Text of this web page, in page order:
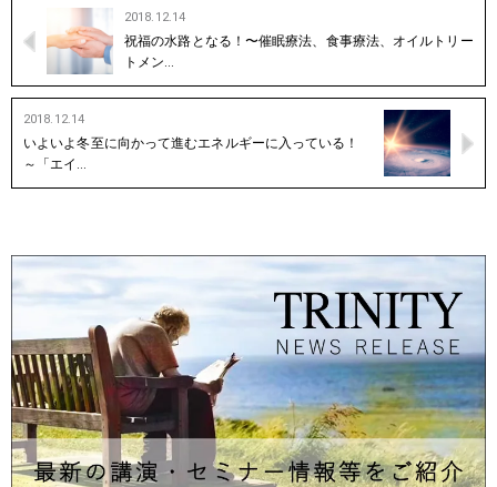
2018.12.14
祝福の水路となる！〜催眠療法、食事療法、オイルトリー
トメン…
2018.12.14
いよいよ冬至に向かって進むエネルギーに入っている！
～「エイ…